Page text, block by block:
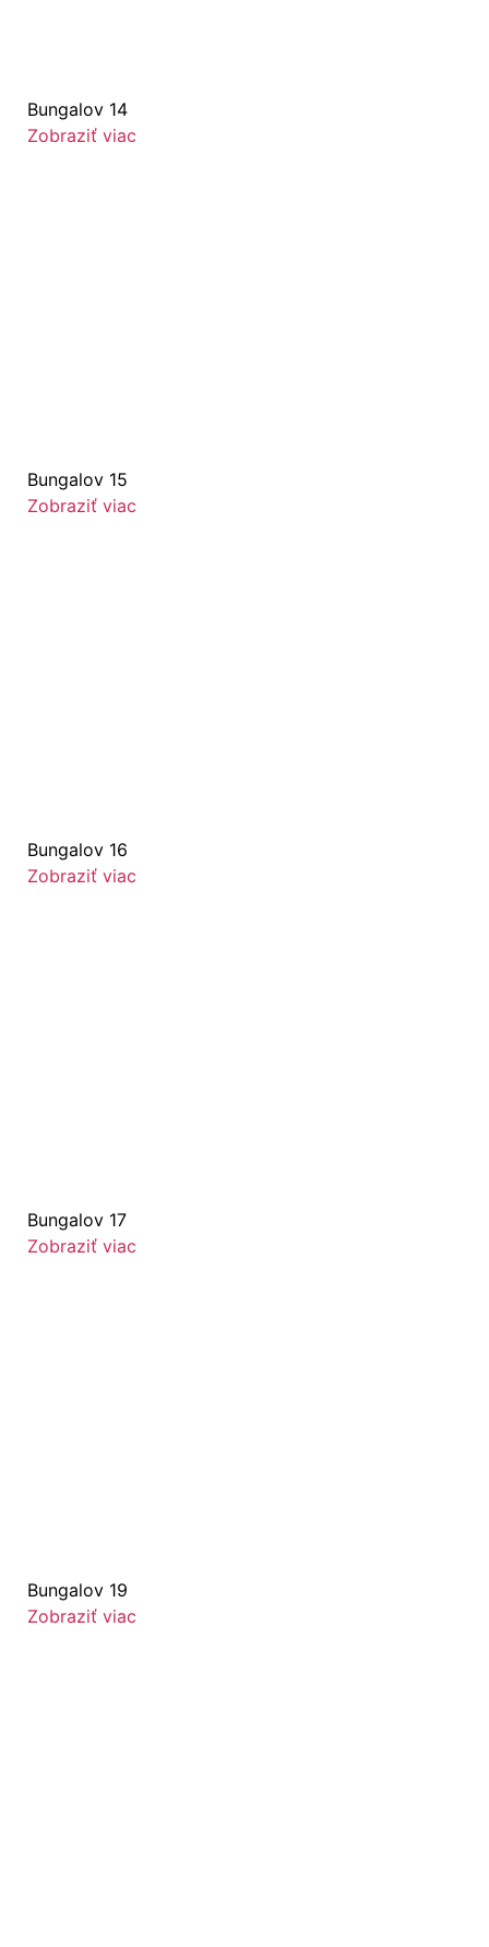
Bungalov 14
Zobraziť viac
Bungalov 15
Zobraziť viac
Bungalov 16
Zobraziť viac
Bungalov 17
Zobraziť viac
Bungalov 19
Zobraziť viac